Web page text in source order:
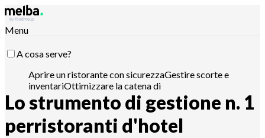
Menu
A cosa serve?
Aprire un ristorante con sicurezzaGestire scorte e
inventariOttimizzare la catena di
approvvigionamento Ottimizzare l'ingegneria del
menu Ridurre il food costPianificare la produzione
alimentare
Rispettare i requisiti HACCP
preventivi e analizzare le vendite Pilota con Claude,
Lo strumento di gestione n. 1
perristoranti d'hotel